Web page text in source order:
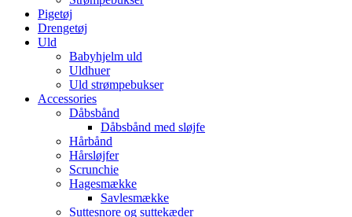
Pigetøj
Drengetøj
Uld
Babyhjelm uld
Uldhuer
Uld strømpebukser
Accessories
Dåbsbånd
Dåbsbånd med sløjfe
Hårbånd
Hårsløjfer
Scrunchie
Hagesmække
Savlesmække
Suttesnore og suttekæder